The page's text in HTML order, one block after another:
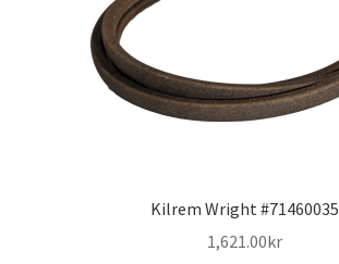
Kilrem Wright #71460035
1,621.00kr